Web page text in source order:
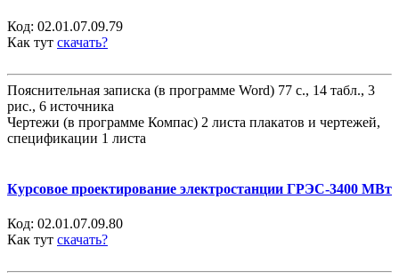
Код: 02.01.07.09.79
Как тут скачать?
Пояснительная записка (в программе Word) 77 с., 14 табл., 3
рис., 6 источника
Чертежи (в программе Компас) 2 листа плакатов и чертежей,
спецификации 1 листа
Курсовое проектирование электростанции ГРЭС-3400 МВт
Код: 02.01.07.09.80
Как тут скачать?